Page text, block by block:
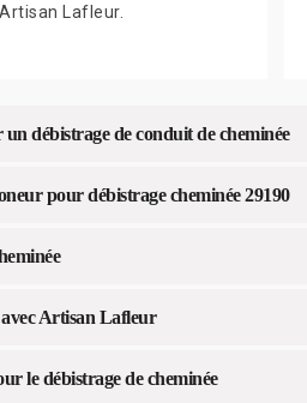
Lafleur.
débistrage de conduit de cheminée
pour débistrage cheminée 29190
Artisan Lafleur
le débistrage de cheminée